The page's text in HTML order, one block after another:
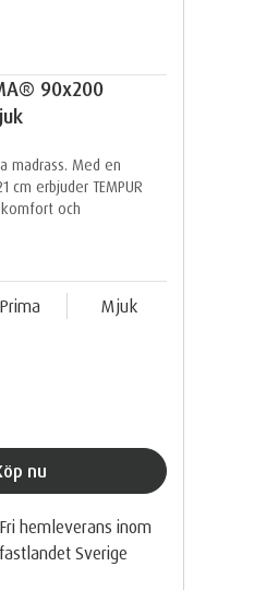
90x200
madrass. Med en
cm erbjuder TEMPUR
och
Prima Mjuk
Köp nu
Fri hemleverans inom
fastlandet Sverige